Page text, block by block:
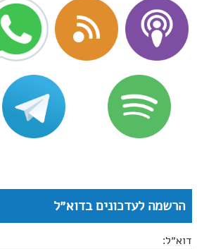
הרשמה לעדכונים בדוא״ל
דוא״ל: